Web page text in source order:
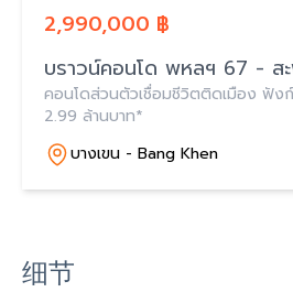
2,990,000 ฿
บราวน์คอนโด พหลฯ 67 - ส
คอนโดส่วนตัวเชื่อมชีวิตติดเมือง ฟัง
2.99 ล้านบาท*
บางเขน - Bang Khen
细节